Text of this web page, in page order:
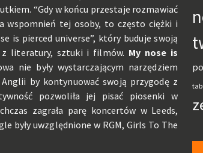
“Gdy w końcu przestaje rozmawiać
wspomnień tej osoby, to często ciężki i
is pierced universe”, który buduje swoją
literatury, sztuki i filmów. My nose is
nie były wystarczającym narzędziem
by kontynuować swoją przygodę z
pozwoliła jej pisać piosenki w
zagrała parę koncertów w Leeds,
były uwzględnione w RGM, Girls To The